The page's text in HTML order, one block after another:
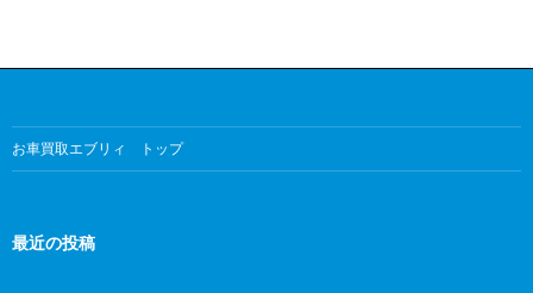
お車買取エブリィ トップ
最近の投稿